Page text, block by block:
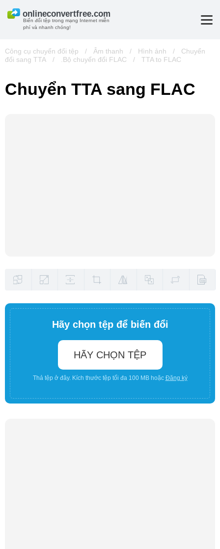
Biến đổi tệp trong mạng Internet miễn
phí và nhanh chóng!
Công cụ chuyển đổi tệp / Âm thanh / Hình ảnh /
Chuyển
đổi sang TTA
/ .Bộ chuyển đổi FLAC / TTA to FLAC
Chuyển TTA sang FLAC
Hãy chọn tệp để biến đổi
HÃY CHỌN TỆP
Thả tệp ở đây. Kích thước tệp tối đa 100 MB hoặc Đăng ký